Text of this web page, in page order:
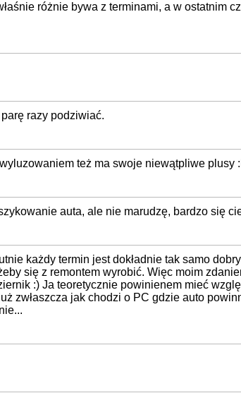
różnie bywa z terminami, a w ostatnim
razy podziwiać.
też ma swoje niewątpliwe plusy
auta, ale nie marudzę, bardzo się
każdy termin jest dokładnie tak samo
się z remontem wyrobić. Więc moim
:) Ja teoretycznie powinienem mieć
zwłaszcza jak chodzi o PC gdzie auto